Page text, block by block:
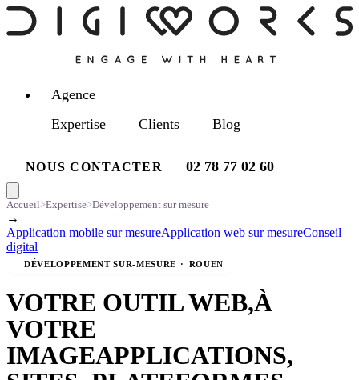
Agence
Expertise
Clients Blog
NOUS CONTACTER 02 78 77 02 60
Accueil>Expertise>Développement sur mesure
→
Application mobile sur mesureApplication web sur mesureConseil
digital
DÉVELOPPEMENT SUR-MESURE · ROUEN
VOTRE OUTIL WEB,À
VOTRE
IMAGEAPPLICATIONS,